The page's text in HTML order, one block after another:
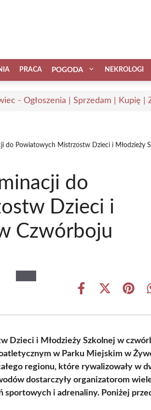
PRACA POGODA NEKROLOGI
- Ogłoszenia | Sprzedam | Kupię |
do Powiatowych Mistrzostw Dzieci i Młodzieży
do
Dzieci i
Czwórboju
Share
Share
(Twitter)
Share
Dzieci i Młodzieży Szkolnej w
w Parku Miejskim w
regionu, które rywalizowały w
dostarczyły organizatorom
sportowych i adrenaliny. Poniżej